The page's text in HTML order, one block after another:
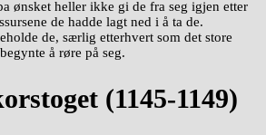
ønsket heller ikke gi de fra seg igjen etter
de hadde lagt ned i å ta de.
de, særlig etterhvert som det store
å røre på seg.
(1145-1149)